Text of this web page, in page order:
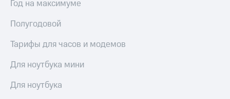
Год на максимуме
Полугодовой
Тарифы для часов и модемов
Для ноутбука мини
Для ноутбука